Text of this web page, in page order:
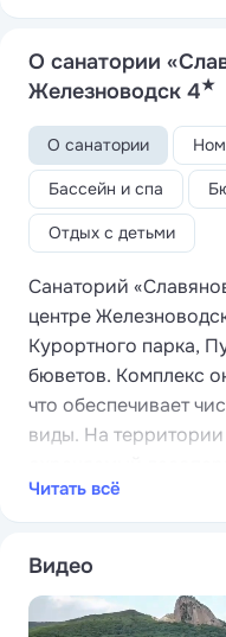
О санатории
Железноводск 4★
О санатории
Бассейн и спа
Отдых с детьми
Санаторий
центре
Курортного парка,
бюветов. Комплекс
что обеспечивает
виды. На
отдыха, фонтанами и
бюветом с
ессентукского
полезна при
Читать всё
Видео